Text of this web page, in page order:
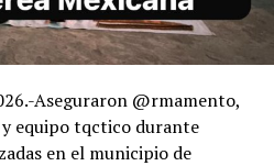
Aseguraron @rmamento,
equipo tqctico durante
en el municipio de